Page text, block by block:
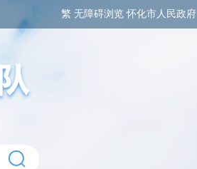
繁 无障碍浏览 怀化市人民政府